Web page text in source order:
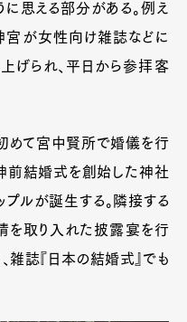
思える部分がある。例え
宮が女性向け雑誌などに
上げられ、平日から参拝客
めて宮中賢所で婚儀を行
前結婚式を創始した神社
プルが誕生する。隣接する
を取り入れた披露宴を行
雑誌『日本の結婚式』でも